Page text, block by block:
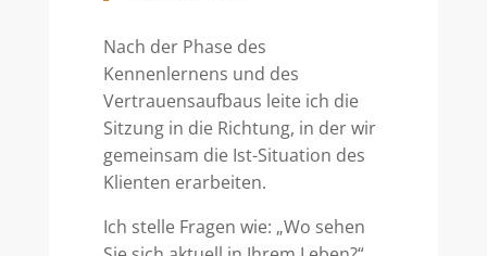
Nach der Phase des
Kennenlernens und des
Vertrauensaufbaus leite ich die
Sitzung in die Richtung, in der wir
gemeinsam die Ist-Situation des
Klienten erarbeiten.
Ich stelle Fragen wie: „Wo sehen